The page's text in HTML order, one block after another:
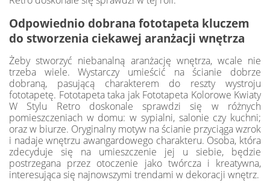
Odpowiednio dobrana fototapeta kluczem
do stworzenia ciekawej aranżacji wnętrza
Żeby stworzyć niebanalną aranżację wnętrza, wcale nie
trzeba wiele. Wystarczy umieścić na ścianie dobrze
dobraną, pasującą charakterem do reszty wystroju
fototapetę. Fototapeta taka jak Fototapeta Kolorowe Kwiaty
W Stylu Retro doskonale sprawdzi się w różnych
pomieszczeniach w domu: w sypialni, salonie czy kuchni;
oraz w biurze. Oryginalny motyw na ścianie przyciąga wzrok
i nadaje wnętrzu awangardowego charakteru. Osoba, która
zdecyduje się na umieszczenie jej u siebie, będzie
postrzegana przez otoczenie jako twórcza i kreatywna,
interesująca się najnowszymi trendami w dekoracji wnętrz.